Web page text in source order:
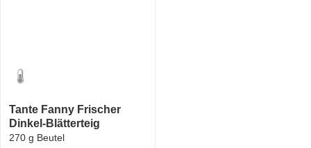
Tante Fanny Frischer
Dinkel-Blätterteig
270 g Beutel